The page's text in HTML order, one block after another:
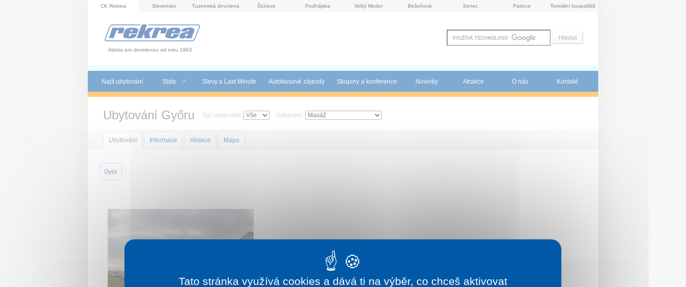
CK Rekrea Slovensko Tuzemská dovolená Štúrovo Podhájska Velký Meder Bešeňová Senec Patince Termální koupaliště
Jistota pro dovolenou od roku 1963
Najít ubytování Státy Slevy a Last Minute Autobusové zájezdy Skupiny a konference Novinky Atrakce O nás Kontakt
Ubytování Győru Typ ubytování: Vybavení:
Ubytování Informace Atrakce Mapa
Györ
Tato stránka využívá cookies a dává ti na výběr, co chceš aktivovat